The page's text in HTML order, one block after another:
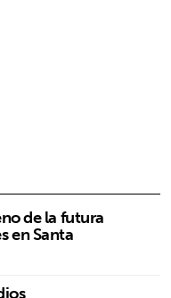
de la futura
en Santa